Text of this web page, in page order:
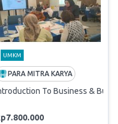
DISKUSI SEKOLAH K-12 DAN
UMKM
PARA MITRA KARYA
To Business &